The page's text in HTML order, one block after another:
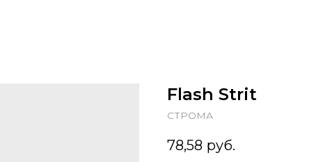
Flash Strit
СТРОМА
78,58 руб.